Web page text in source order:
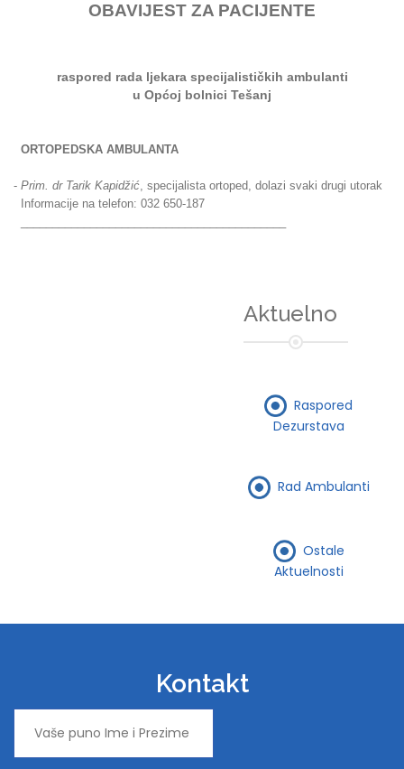
OBAVIJEST ZA PACIJENTE
raspored rada ljekara specijalističkih ambulanti
u Općoj bolnici Tešanj
ORTOPEDSKA AMBULANTA
- Prim. dr Tarik Kapidžić, specijalista ortoped, dolazi svaki drugi utorak
Informacije na telefon: 032 650-187
Aktuelno
Raspored
Dezurstava
Rad Ambulanti
Ostale
Aktuelnosti
Kontakt